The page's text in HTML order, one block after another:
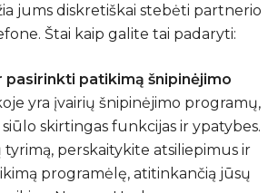
jums diskretiškai stebėti partnerio
Štai kaip galite tai padaryti:
pasirinkti patikimą šnipinėjimo
yra įvairių šnipinėjimo programų,
skirtingas funkcijas ir ypatybes.
tyrimą, perskaitykite atsiliepimus ir
programėlę, atitinkančią jūsų